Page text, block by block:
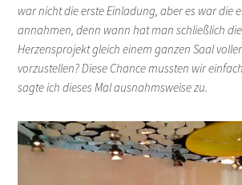
war nicht die erste Einladung, aber es war die
annahmen, denn wann hat man schließlich
Herzensprojekt gleich einem ganzen Saal
vorzustellen? Diese Chance mussten wir
sagte ich dieses Mal ausnahmsweise zu.